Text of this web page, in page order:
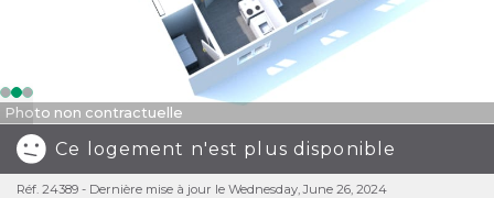
Photo non contractuelle
Ce logement n'est plus disponible
Réf. 24389 - Dernière mise à jour le Wednesday, June 26, 2024